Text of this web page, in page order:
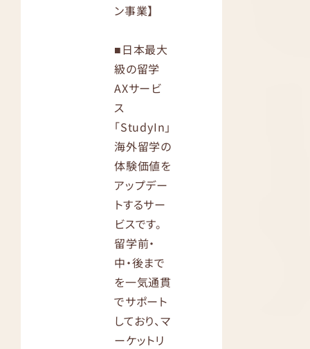
ン事業】
■日本最大
級の留学
AXサービ
ス
「StudyIn」
海外留学の
体験価値を
アップデー
トするサー
ビスです。
留学前・
中・後まで
を一気通貫
でサポート
しており、マ
ーケットリ